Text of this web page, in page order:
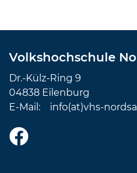
Volkshochschule
Dr.-Külz-Ring 9
04838 Eilenburg
E-Mail: info(at)vhs-